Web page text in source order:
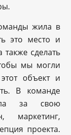
жила в
это место и
сделать
мы могли
объект и
В команде
за свою
маркетинг,
проекта.